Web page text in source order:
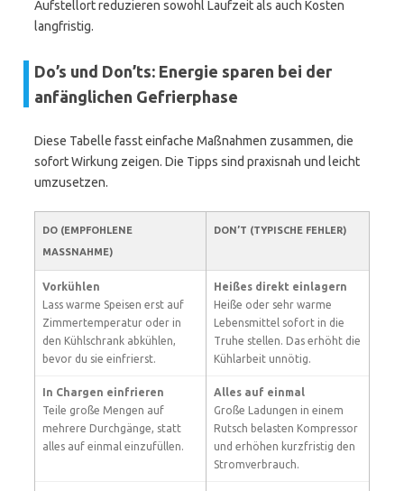
Aufstellort reduzieren sowohl Laufzeit als auch Kosten
langfristig.
Do’s und Don’ts: Energie sparen bei der
anfänglichen Gefrierphase
Diese Tabelle fasst einfache Maßnahmen zusammen, die
sofort Wirkung zeigen. Die Tipps sind praxisnah und leicht
umzusetzen.
DO (EMPFOHLENE
MASSNAHME)
DON’T (TYPISCHE FEHLER)
Vorkühlen
Lass warme Speisen erst auf
Zimmertemperatur oder in
den Kühlschrank abkühlen,
bevor du sie einfrierst.
Heißes direkt einlagern
Heiße oder sehr warme
Lebensmittel sofort in die
Truhe stellen. Das erhöht die
Kühlarbeit unnötig.
In Chargen einfrieren
Teile große Mengen auf
mehrere Durchgänge, statt
alles auf einmal einzufüllen.
Alles auf einmal
Große Ladungen in einem
Rutsch belasten Kompressor
und erhöhen kurzfristig den
Stromverbrauch.